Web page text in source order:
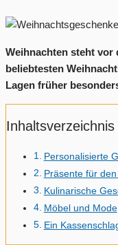
Weihnachten steht vor
beliebtesten
Lagen früher
Inhaltsverzeichnis
Personalisierte
Präsente für
Kulinarische
Möbel und Mode
Ein